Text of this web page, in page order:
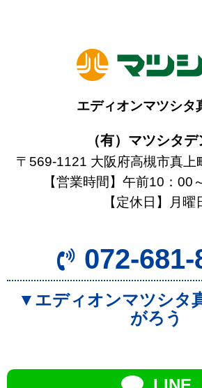
エディオンマツシタ
（有）マツシタデ
〒569-1121 大阪府高槻市真上
【営業時間】午前10：00
【定休日】月曜
072-681-
▼エディオンマツシタ
がろう